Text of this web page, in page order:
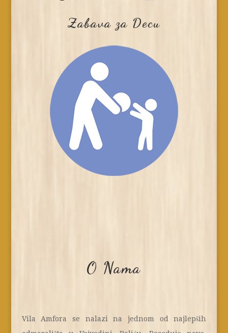
Zabava za Decu
O Nama
Vila Amfora se nalazi na jednom od najlepših